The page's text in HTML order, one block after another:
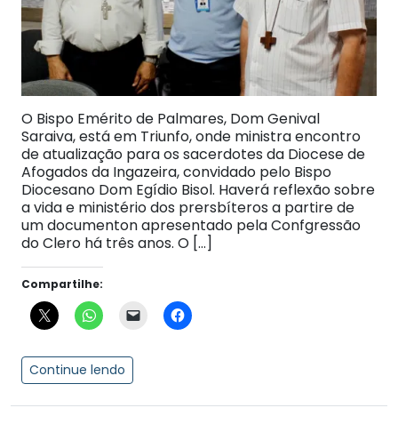
O Bispo Emérito de Palmares, Dom Genival
Saraiva, está em Triunfo, onde ministra encontro
de atualização para os sacerdotes da Diocese de
Afogados da Ingazeira, convidado pelo Bispo
Diocesano Dom Egídio Bisol. Haverá reflexão sobre
a vida e ministério dos prersbíteros a partire de
um documenton apresentado pela Confgressão
do Clero há três anos. O […]
Compartilhe:
Continue lendo